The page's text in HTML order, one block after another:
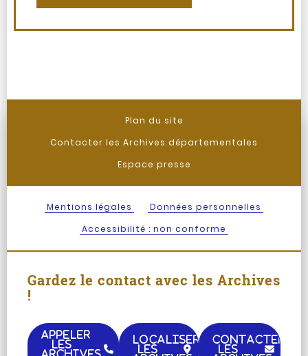
Plan du site
Contacter les Archives départementales
Espace presse
Mentions légales
Données personnelles
Accessibilité : non conforme
Gardez le contact avec les Archives
!
APPELER
LES
ARCHIVES
LOCALISER
LES
CONTACTER
LES